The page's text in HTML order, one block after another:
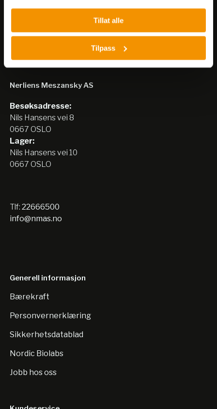
Tillat alle
Tilpass
Nerliens Meszansky AS
Besøksadresse:
Nils Hansens vei 8
0667 OSLO
Lager:
Nils Hansens vei 10
0667 OSLO
Tlf: 22666500
info@nmas.no
Generell informasjon
Bærekraft
Personvernerklæring
Sikkerhetsdatablad
Nordic Biolabs
Jobb hos oss